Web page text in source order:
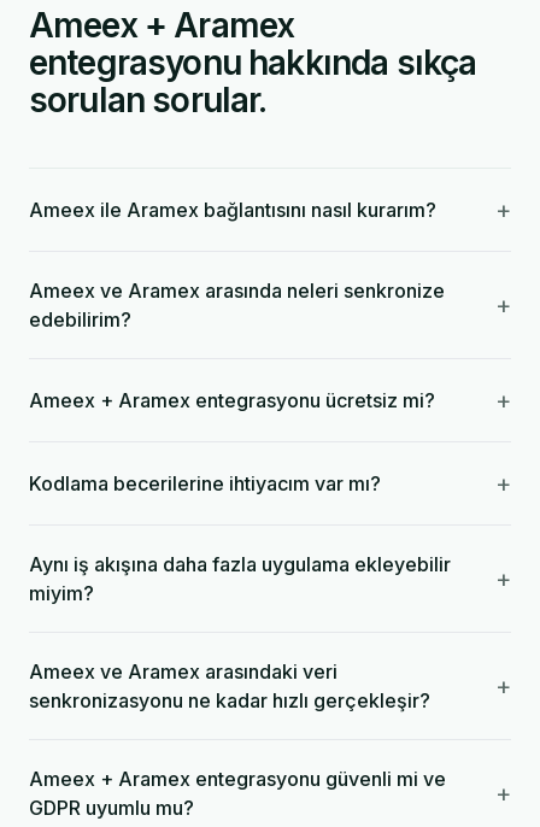
Ameex + Aramex
entegrasyonu hakkında sıkça
sorulan sorular.
Ameex ile Aramex bağlantısını nasıl kurarım? +
Ameex ve Aramex arasında neleri senkronize
edebilirim?
+
Ameex + Aramex entegrasyonu ücretsiz mi? +
Kodlama becerilerine ihtiyacım var mı? +
Aynı iş akışına daha fazla uygulama ekleyebilir
miyim?
+
Ameex ve Aramex arasındaki veri
senkronizasyonu ne kadar hızlı gerçekleşir?
+
Ameex + Aramex entegrasyonu güvenli mi ve
GDPR uyumlu mu?
+